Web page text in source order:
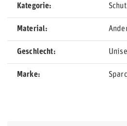
Kategorie
Material
Geschlecht
Marke